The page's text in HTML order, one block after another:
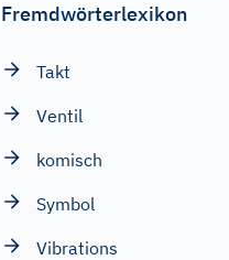
Fremdwörterlexikon
Takt
Ventil
komisch
Symbol
Vibrations